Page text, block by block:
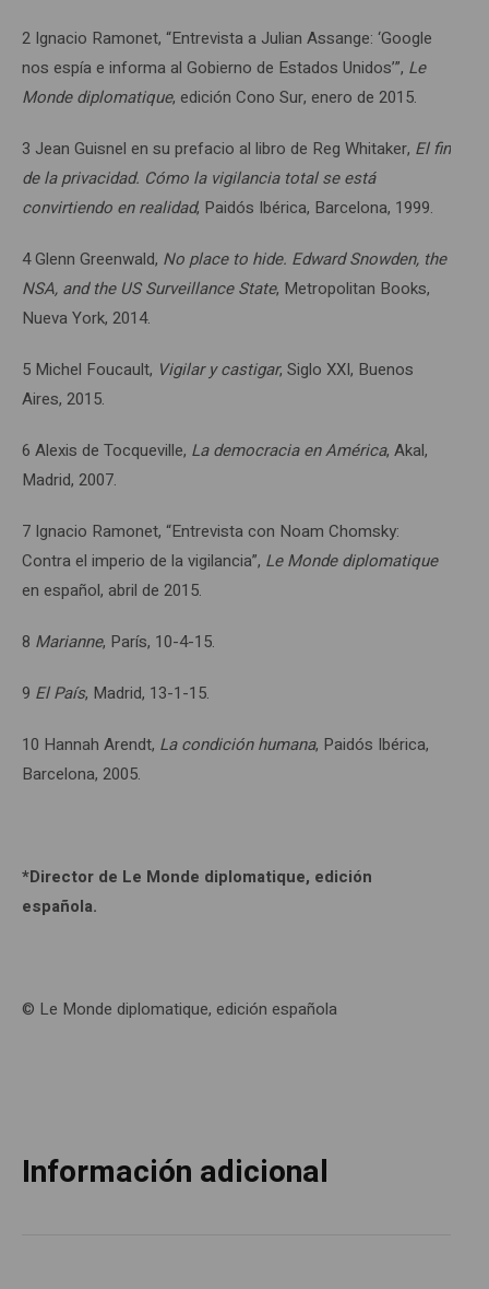
2 Ignacio Ramonet, “Entrevista a Julian Assange: ‘Google
nos espía e informa al Gobierno de Estados Unidos’”, Le
Monde diplomatique, edición Cono Sur, enero de 2015.
3 Jean Guisnel en su prefacio al libro de Reg Whitaker, El fin
de la privacidad. Cómo la vigilancia total se está
convirtiendo en realidad, Paidós Ibérica, Barcelona, 1999.
4 Glenn Greenwald, No place to hide. Edward Snowden, the
NSA, and the US Surveillance State, Metropolitan Books,
Nueva York, 2014.
5 Michel Foucault, Vigilar y castigar, Siglo XXI, Buenos
Aires, 2015.
6 Alexis de Tocqueville, La democracia en América, Akal,
Madrid, 2007.
7 Ignacio Ramonet, “Entrevista con Noam Chomsky:
Contra el imperio de la vigilancia”, Le Monde diplomatique
en español, abril de 2015.
8 Marianne, París, 10-4-15.
9 El País, Madrid, 13-1-15.
10 Hannah Arendt, La condición humana, Paidós Ibérica,
Barcelona, 2005.
*Director de Le Monde diplomatique, edición
española.
© Le Monde diplomatique, edición española
Información adicional